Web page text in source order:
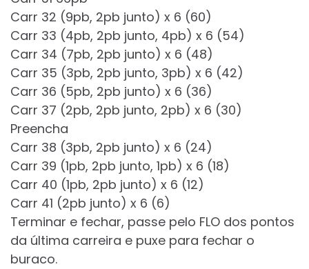
Carr 32 (9pb, 2pb junto) x 6 (60)
Carr 33 (4pb, 2pb junto, 4pb) x 6 (54)
Carr 34 (7pb, 2pb junto) x 6 (48)
Carr 35 (3pb, 2pb junto, 3pb) x 6 (42)
Carr 36 (5pb, 2pb junto) x 6 (36)
Carr 37 (2pb, 2pb junto, 2pb) x 6 (30)
Preencha
Carr 38 (3pb, 2pb junto) x 6 (24)
Carr 39 (1pb, 2pb junto, 1pb) x 6 (18)
Carr 40 (1pb, 2pb junto) x 6 (12)
Carr 41 (2pb junto) x 6 (6)
Terminar e fechar, passe pelo FLO dos pontos
da última carreira e puxe para fechar o
buraco.